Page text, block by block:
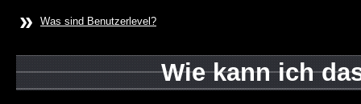
» Was sind Benutzerlevel?
Wie kann ich